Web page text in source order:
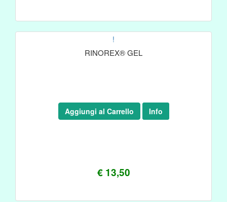
!
RINOREX® GEL
€ 13,50
Aggiungi al Carrello Info